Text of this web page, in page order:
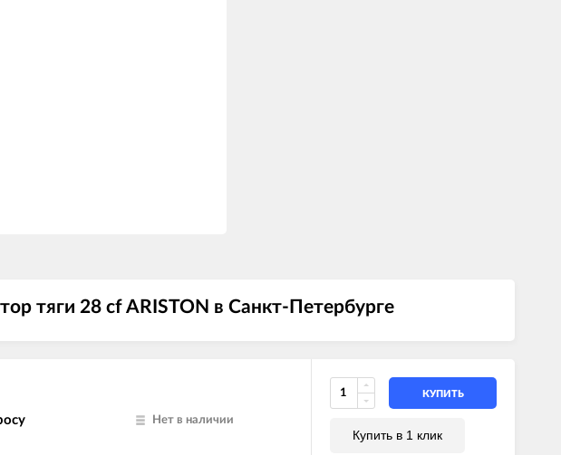
тяги 28 cf ARISTON в Санкт-Петербурге
Нет в наличии
КУПИТЬ
Купить в 1 клик